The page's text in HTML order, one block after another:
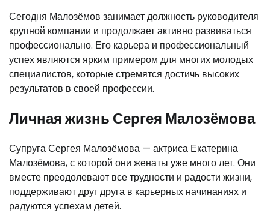
Сегодня Малозёмов занимает должность руководителя
крупной компании и продолжает активно развиваться
профессионально. Его карьера и профессиональный
успех являются ярким примером для многих молодых
специалистов, которые стремятся достичь высоких
результатов в своей профессии.
Личная жизнь Сергея Малозёмова
Супруга Сергея Малозёмова — актриса Екатерина
Малозёмова, с которой они женаты уже много лет. Они
вместе преодолевают все трудности и радости жизни,
поддерживают друг друга в карьерных начинаниях и
радуются успехам детей.